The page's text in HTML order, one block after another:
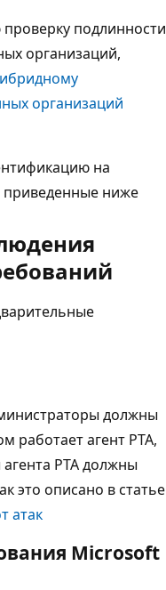
подлинности
организаций,
организаций
на
приведенные ниже
должны
работает агент PTA,
PTA должны
это описано в статье
атак
Microsoft